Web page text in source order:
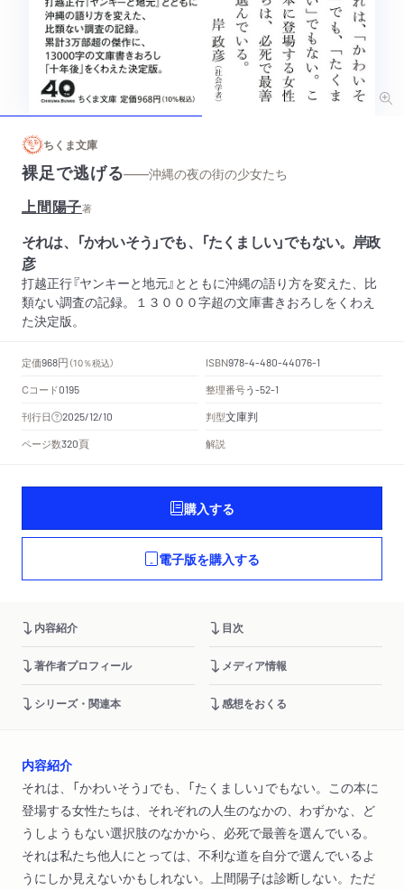
ちくま文庫
裸足で逃げる——沖縄の夜の街の少女たち
上間陽子著
それは、「かわいそう」でも、「たくましい」でもない。岸政
彦
打越正行『ヤンキーと地元』とともに沖縄の語り方を変えた、比
類ない調査の記録。１３０００字超の文庫書きおろしをくわえ
た決定版。
定価968円 （10％税込） ISBN978-4-480-44076-1
Cコード0195 整理番号う -52-1
刊行日 2025/12/10 判型文庫判
ページ数320頁 解説
購入する
電子版を購入する
内容紹介 目次
著作者プロフィール メディア情報
シリーズ・関連本 感想をおくる
内容紹介
それは、「かわいそう」でも、「たくましい」でもない。この本に
登場する女性たちは、それぞれの人生のなかの、わずかな、ど
うしようもない選択肢のなかから、必死で最善を選んでいる。
それは私たち他人にとっては、不利な道を自分で選んでいるよ
うにしか見えないかもしれない。上間陽子は診断しない。ただ